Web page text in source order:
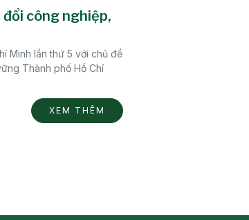
công nghiệp,
Minh lần thứ 5 với chủ đề
Thành phố Hồ Chí
XEM THÊM